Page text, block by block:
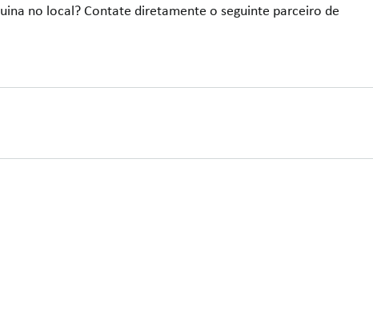
no local? Contate diretamente o seguinte parceiro de